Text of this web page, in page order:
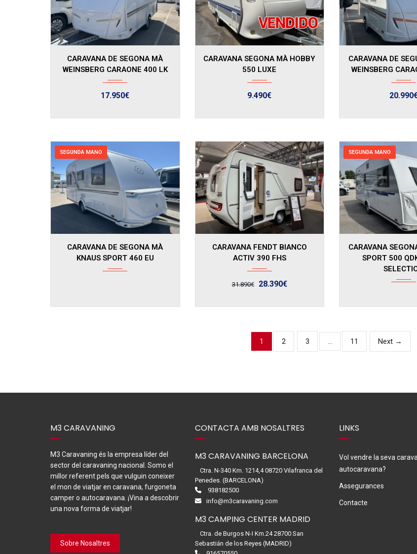
2023
CARAVANA DE SEGONA MÀ
WEINSBERG CARAONE 400 LK
17.950€
2006
CARAVANA SEGONA MÀ HOBBY
550 LUXE
9.490€
2025
CARAVANA DE
WEINSBERG
SEGUNDA MANO
2024
CARAVANA DE SEGONA MÀ
KNAUS SPORT 460 EU
CARAVANA FENDT BIANCO
ACTIV 390 FHS
31.890€ 28.390€
SEGUNDA MANO
2019
CARAVANA
SPORT 500
1 2 3 11 Next →
M3 CARAVANING
M3 Caravaning és la empresa líder del
sector del caravaning nacional. Somo el
millor referent pels que vulguin coneixer
el mon de viatjar en caravana, furgoneta
camper o autocaravana. ¡Vina a descobrir
una nova forma de viatjar!
Sobre Nosaltres
CONTACTA AMB NOSALTRES
M3 CARAVANING BARCELONA
Ctra. N-340 Km. 1214,4 08720 Vilafranca del
Penedes. (BARCELONA)
938182500
info@m3caravaning.com
M3 CAMPING CENTER MADRID
Ctra. de Burgos N-I Km.24 28700 San
Sebastián de los Reyes (MADRID)
LINKS
Vol vendre la seva
autocaravana?
Assegurances
Contacte